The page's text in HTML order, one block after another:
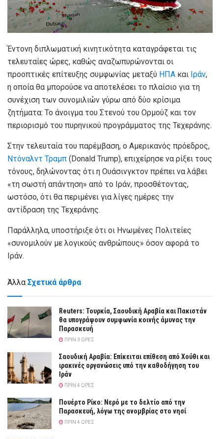
Έντονη διπλωματική κινητικότητα καταγράφεται τις
τελευταίες ώρες, καθώς αναζωπυρώνονται οι
προοπτικές επίτευξης συμφωνίας μεταξύ ΗΠΑ και Ιράν,
η οποία θα μπορούσε να αποτελέσει το πλαίσιο για τη
συνέχιση των συνομιλιών γύρω από δύο κρίσιμα
ζητήματα: Το άνοιγμα του Στενού του Ορμούζ και τον
περιορισμό του πυρηνικού προγράμματος της Τεχεράνης.
Στην τελευταία του παρέμβαση, ο Αμερικανός πρόεδρος,
Ντόναλντ Τραμπ (Donald Trump), επιχείρησε να ρίξει τους
τόνους, δηλώνοντας ότι η Ουάσινγκτον πρέπει να λάβει
«τη σωστή απάντηση» από το Ιράν, προσθέτοντας,
ωστόσο, ότι θα περιμένει για λίγες ημέρες την
αντίδραση της Τεχεράνης.
Παράλληλα, υποστήριξε ότι οι Ηνωμένες Πολιτείες
«συνομιλούν με λογικούς ανθρώπους» όσον αφορά το
Ιράν.
Άλλα Σχετικά άρθρα
Reuters: Τουρκία, Σαουδική Αραβία και Πακιστάν
θα υπογράψουν συμφωνία κοινής άμυνας την
Παρασκευή
ΠΡΙΝ 3 ΏΡΕΣ
Σαουδική Αραβία: Επίκειται επίθεση από Χούθι και
ιρακινές οργανώσεις υπό την καθοδήγηση του
Ιράν
ΠΡΙΝ 4 ΏΡΕΣ
Πουέρτο Ρίκο: Νερό με το δελτίο από την
Παρασκευή, λόγω της ανομβρίας στο νησί
ΠΡΙΝ 4 ΏΡΕΣ